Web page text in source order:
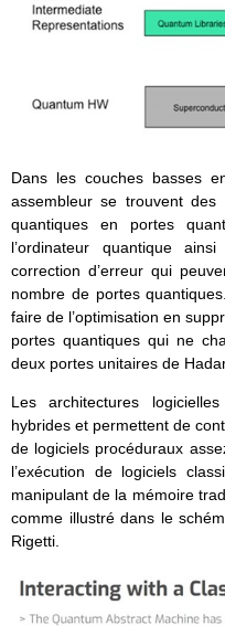
Dans les couches basses
assembleur se trouvent
quantiques en portes
l’ordinateur quantique
correction d’erreur qui
nombre de portes
faire de l’optimisation en
portes quantiques qui ne
deux portes unitaires de
Les architectures
hybrides et permettent de
de logiciels procéduraux
l’exécution de logiciels
manipulant de la mémoire
comme illustré dans le
Rigetti.